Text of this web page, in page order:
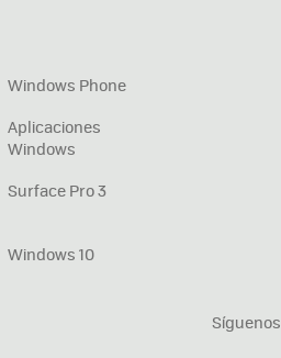
Síguenos
Windows Phone
Aplicaciones
Windows
Surface Pro 3
Windows 10